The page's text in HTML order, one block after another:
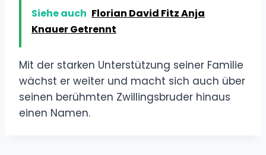
Siehe auch Florian David Fitz Anja
Knauer Getrennt
Mit der starken Unterstützung seiner Familie
wächst er weiter und macht sich auch über
seinen berühmten Zwillingsbruder hinaus
einen Namen.